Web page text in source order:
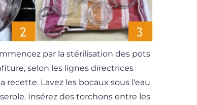
par la stérilisation des pots
selon les lignes directrices
recette. Lavez les bocaux sous l'eau
Insérez des torchons entre les